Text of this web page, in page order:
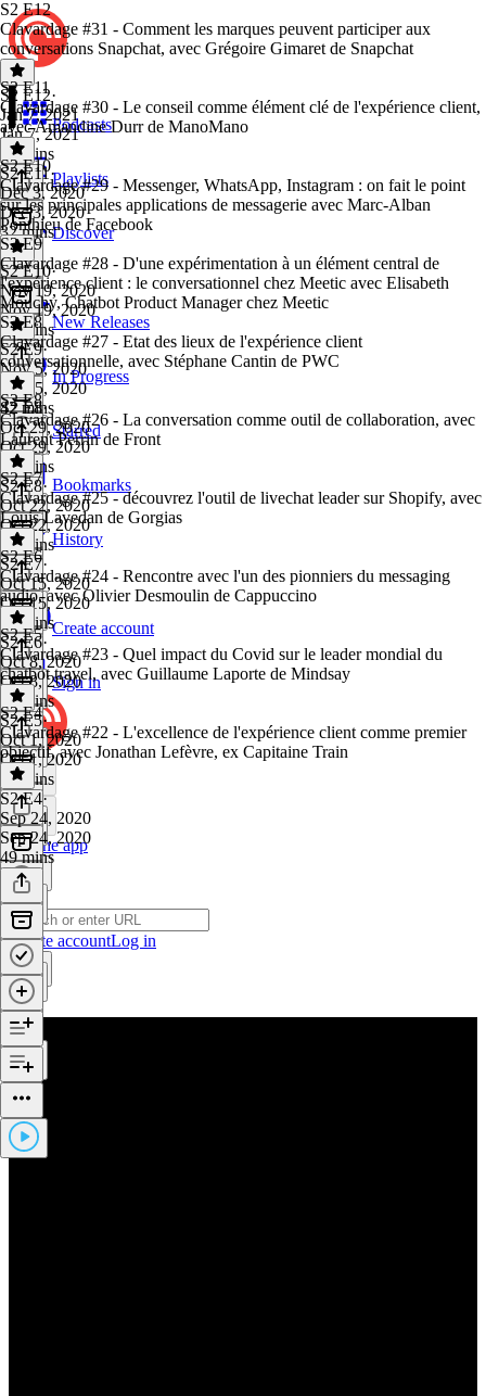
Podcasts
Playlists
Discover
New Releases
In Progress
Starred
Bookmarks
History
Create account
Sign in
Get the app
Create accountLog in
S2 E12
Clavardage #31 - Comment les marques peuvent participer aux
conversations Snapchat, avec Grégoire Gimaret de Snapchat
S2 E12·
Jan 7, 2021
Jan 7, 2021
42 mins
S2 E11
Clavardage #30 - Le conseil comme élément clé de l'expérience client,
avec Amandine Durr de ManoMano
S2 E11·
Dec 3, 2020
Dec 3, 2020
32 mins
S2 E10
Clavardage #29 - Messenger, WhatsApp, Instagram : on fait le point
sur les principales applications de messagerie avec Marc-Alban
Ponthieu de Facebook
S2 E10·
Nov 19, 2020
Nov 19, 2020
46 mins
S2 E9
Clavardage #28 - D'une expérimentation à un élément central de
l'expérience client : le conversationnel chez Meetic avec Elisabeth
Mouchy, Chatbot Product Manager chez Meetic
S2 E9·
Nov 5, 2020
Nov 5, 2020
42 mins
S2 E8
Clavardage #27 - Etat des lieux de l'expérience client
conversationnelle, avec Stéphane Cantin de PWC
S2 E8·
Oct 29, 2020
Oct 29, 2020
43 mins
S2 E8
Clavardage #26 - La conversation comme outil de collaboration, avec
Laurent Perrin de Front
S2 E8·
Oct 22, 2020
Oct 22, 2020
31 mins
S2 E7
Clavardage #25 - découvrez l'outil de livechat leader sur Shopify, avec
Louis Lavedan de Gorgias
S2 E7·
Oct 15, 2020
Oct 15, 2020
31 mins
S2 E6
Clavardage #24 - Rencontre avec l'un des pionniers du messaging
audio, avec Olivier Desmoulin de Cappuccino
S2 E6·
Oct 8, 2020
Oct 8, 2020
50 mins
S2 E5
Clavardage #23 - Quel impact du Covid sur le leader mondial du
chatbot travel, avec Guillaume Laporte de Mindsay
S2 E5·
Oct 1, 2020
Oct 1, 2020
29 mins
S2 E4
Clavardage #22 - L'excellence de l'expérience client comme premier
objectif, avec Jonathan Lefèvre, ex Capitaine Train
S2 E4·
Sep 24, 2020
Sep 24, 2020
49 mins